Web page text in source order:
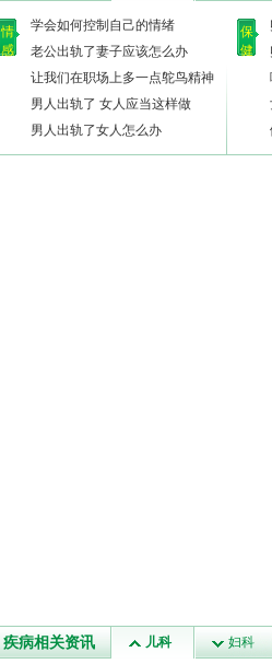
情
感
学会如何控制自己的情绪
老公出轨了妻子应该怎么办
让我们在职场上多一点鸵鸟精神
男人出轨了 女人应当这样做
男人出轨了女人怎么办
保
健
疾病相关资讯 儿科 妇科